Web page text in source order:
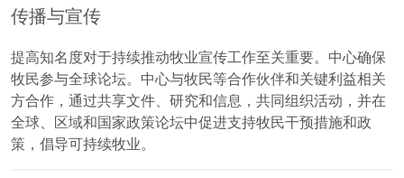
传播与宣传
提高知名度对于持续推动牧业宣传工作至关重要。中心确保
牧民参与全球论坛。中心与牧民等合作伙伴和关键利益相关
方合作，通过共享文件、研究和信息，共同组织活动，并在
全球、区域和国家政策论坛中促进支持牧民干预措施和政
策，倡导可持续牧业。